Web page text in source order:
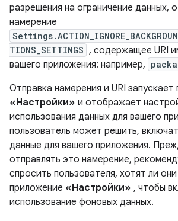
разрешения на ограничение данных,
намерение
TIONS_SETTINGS , содержащее URI
вашего приложения: например,
Отправка намерения и URI
«Настройки» и отображает
использования данных для вашего
пользователь может решить,
данные для вашего приложения.
отправлять это намерение,
спросить пользователя, хотят ли
приложение «Настройки» , чтобы
использование фоновых данных.